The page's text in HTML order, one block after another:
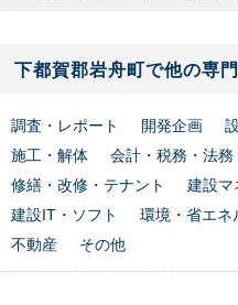
下都賀郡岩舟町で他の専
調査・レポート 開発企画
施工・解体
会計・税務・法務
修繕・改修・テナント
建設マ
建設IT・ソフト
環境・省エネ
不動産
その他